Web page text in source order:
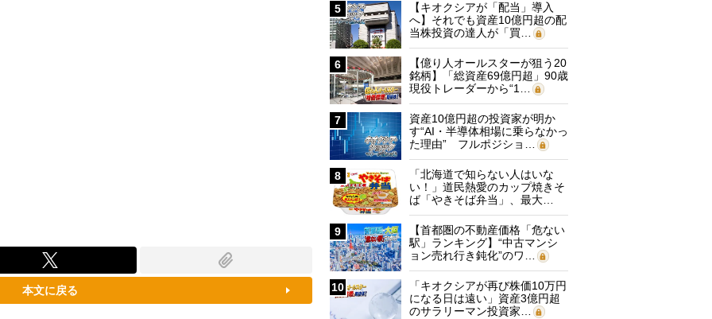
本文に戻る
5
【キオクシアが「配当」導入
へ】それでも資産10億円超の配
当株投資の達人が「買…
6
【億り人オールスターが狙う20
銘柄】「総資産69億円超」90歳
現役トレーダーから“1…
7
資産10億円超の投資家が明か
す“AI・半導体相場に乗らなかっ
た理由” フルポジショ…
8
「北海道で知らない人はいな
い！」道民熱愛のカップ焼きそ
ば「やきそば弁当」、最大…
9
【首都圏の不動産価格「危ない
駅」ランキング】“中古マンシ
ョン売れ行き鈍化”のワ…
10
「キオクシアが再び株価10万円
になる日は遠い」資産3億円超
のサラリーマン投資家…